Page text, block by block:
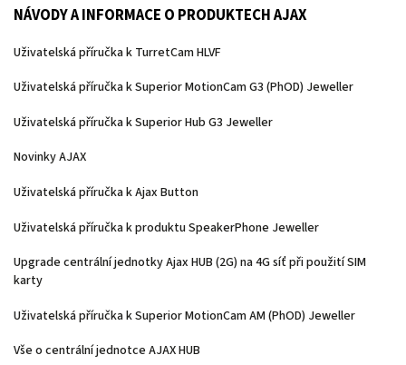
NÁVODY A INFORMACE O PRODUKTECH AJAX
Uživatelská příručka k TurretCam HLVF
Uživatelská příručka k Superior MotionCam G3 (PhOD) Jeweller
Uživatelská příručka k Superior Hub G3 Jeweller
Novinky AJAX
Uživatelská příručka k Ajax Button
Uživatelská příručka k produktu SpeakerPhone Jeweller
Upgrade centrální jednotky Ajax HUB (2G) na 4G síť při použití SIM
karty
Uživatelská příručka k Superior MotionCam AM (PhOD) Jeweller
Vše o centrální jednotce AJAX HUB